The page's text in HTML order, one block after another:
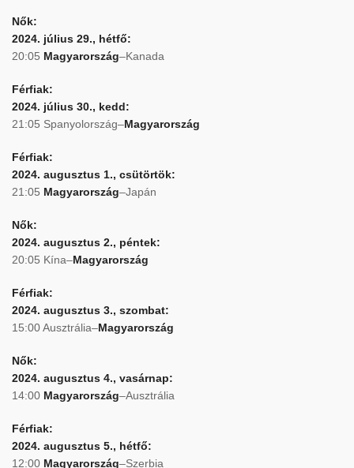
Nők:
2024. július 29., hétfő:
20:05 Magyarország–Kanada
Férfiak:
2024. július 30., kedd:
21:05 Spanyolország–Magyarország
Férfiak:
2024. augusztus 1., csütörtök:
21:05 Magyarország–Japán
Nők:
2024. augusztus 2., péntek:
20:05 Kína–Magyarország
Férfiak:
2024. augusztus 3., szombat:
15:00 Ausztrália–Magyarország
Nők:
2024. augusztus 4., vasárnap:
14:00 Magyarország–Ausztrália
Férfiak:
2024. augusztus 5., hétfő:
12:00 Magyarország–Szerbia